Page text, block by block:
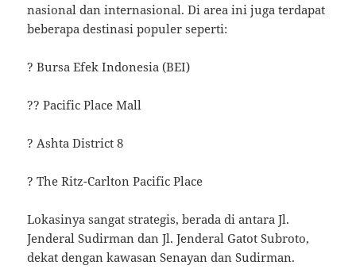
nasional dan internasional. Di area ini juga terdapat
beberapa destinasi populer seperti:
? Bursa Efek Indonesia (BEI)
?? Pacific Place Mall
? Ashta District 8
? The Ritz-Carlton Pacific Place
Lokasinya sangat strategis, berada di antara Jl.
Jenderal Sudirman dan Jl. Jenderal Gatot Subroto,
dekat dengan kawasan Senayan dan Sudirman.